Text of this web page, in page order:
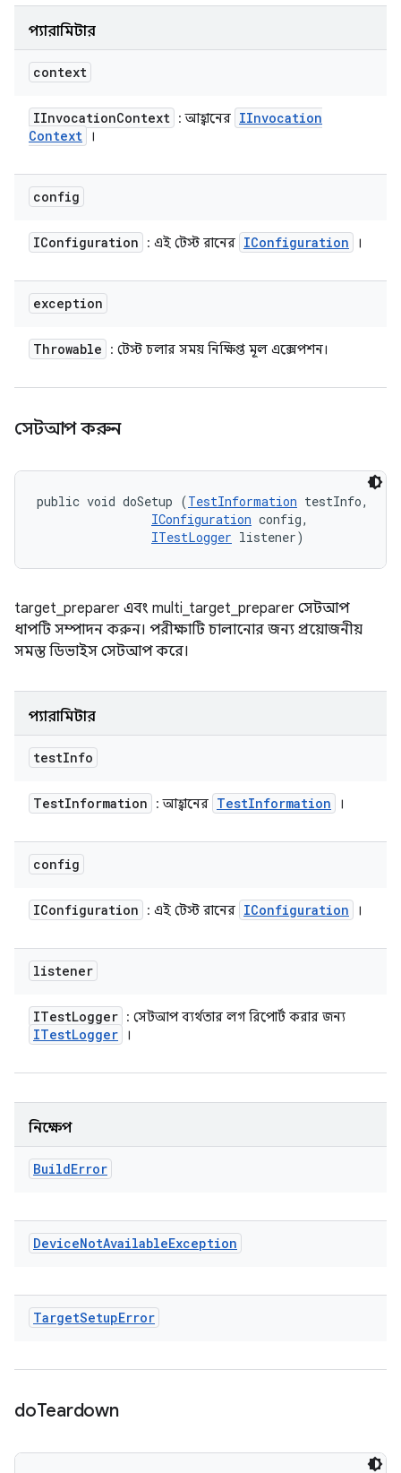
প্যারামিটার
context
IInvocationContext : আহ্বানের IInvocation
Context
।
config
IConfiguration : এই টেস্ট রানের IConfiguration ।
exception
Throwable : টেস্ট চলার সময় নিক্ষিপ্ত মূল এক্সেপশন।
সেটআপ করুন
public void doSetup (TestInformation testInfo,
IConfiguration config,
ITestLogger listener)
target_preparer এবং multi_target_preparer সেটআপ
ধাপটি সম্পাদন করুন। পরীক্ষাটি চালানোর জন্য প্রয়োজনীয়
সমস্ত ডিভাইস সেটআপ করে।
প্যারামিটার
testInfo
TestInformation : আহ্বানের TestInformation ।
config
IConfiguration : এই টেস্ট রানের IConfiguration ।
listener
ITestLogger : সেটআপ ব্যর্থতার লগ রিপোর্ট করার জন্য
ITestLogger ।
নিক্ষেপ
BuildError
DeviceNotAvailableException
TargetSetupError
doTeardown